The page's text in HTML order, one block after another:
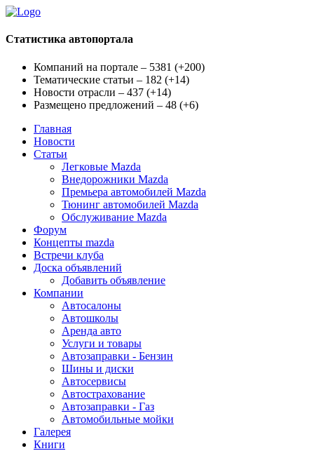
Статистика автопортала
Компаний на портале – 5381 (+200)
Тематические статьи – 182 (+14)
Новости отрасли – 437 (+14)
Размещено предложений – 48 (+6)
Главная
Новости
Статьи
Легковые Mazda
Внедорожники Mazda
Премьера автомобилей Mazda
Тюнинг автомобилей Mazda
Обслуживание Mazda
Форум
Концепты mazda
Встречи клуба
Доска объявлений
Добавить объявление
Компании
Автосалоны
Автошколы
Аренда авто
Услуги и товары
Автозаправки - Бензин
Шины и диски
Автосервисы
Автострахование
Автозаправки - Газ
Автомобильные мойки
Галерея
Книги